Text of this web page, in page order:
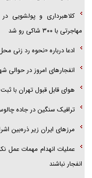
کلاهبرداری و پولشویی
مهاجرتی با ۳۰۰ شاکی رو شد
ادعا درباره «نحوه رد زنی
انفجار‌های امروز در
هوای قابل قبول تهران با ثبت شاخص ۸۵
ترافیک سنگین در جاده
مرز‌های ایران زیر ذره‌بین
عملیات انهدام مهمات عمل
انفجار نباشند